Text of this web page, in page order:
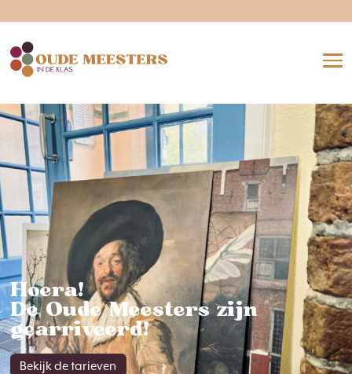
Hoera!
De Oude Meesters zijn
gearriveerd!
Bekijk de tarieven